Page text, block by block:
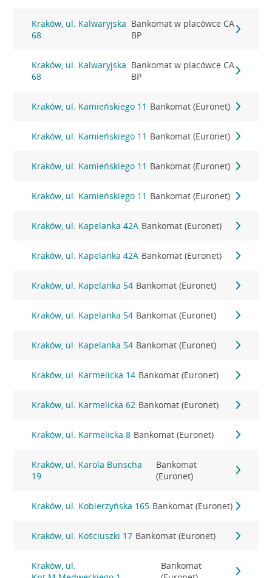
Kraków, ul. Kalwaryjska
68
Bankomat w placówce CA
BP
Kraków, ul. Kalwaryjska
68
Bankomat w placówce CA
BP
Kraków, ul. Kamieńskiego 11 Bankomat (Euronet)
Kraków, ul. Kamieńskiego 11 Bankomat (Euronet)
Kraków, ul. Kamieńskiego 11 Bankomat (Euronet)
Kraków, ul. Kamieńskiego 11 Bankomat (Euronet)
Kraków, ul. Kapelanka 42A Bankomat (Euronet)
Kraków, ul. Kapelanka 42A Bankomat (Euronet)
Kraków, ul. Kapelanka 54 Bankomat (Euronet)
Kraków, ul. Kapelanka 54 Bankomat (Euronet)
Kraków, ul. Kapelanka 54 Bankomat (Euronet)
Kraków, ul. Karmelicka 14 Bankomat (Euronet)
Kraków, ul. Karmelicka 62 Bankomat (Euronet)
Kraków, ul. Karmelicka 8 Bankomat (Euronet)
Kraków, ul. Karola Bunscha
19
Bankomat
(Euronet)
Kraków, ul. Kobierzyńska 165 Bankomat (Euronet)
Kraków, ul. Kościuszki 17 Bankomat (Euronet)
Kraków, ul.
Bankomat